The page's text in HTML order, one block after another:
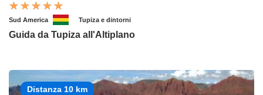
Sud America Tupiza e dintorni
Guida da Tupiza all'Altiplano
Distanza 10 km